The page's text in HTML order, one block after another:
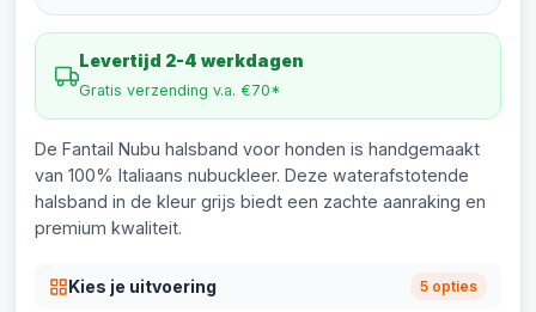
Levertijd 2-4 werkdagen
Gratis verzending v.a. €70*
De Fantail Nubu halsband voor honden is handgemaakt
van 100% Italiaans nubuckleer. Deze waterafstotende
halsband in de kleur grijs biedt een zachte aanraking en
premium kwaliteit.
Kies je uitvoering 5 opties